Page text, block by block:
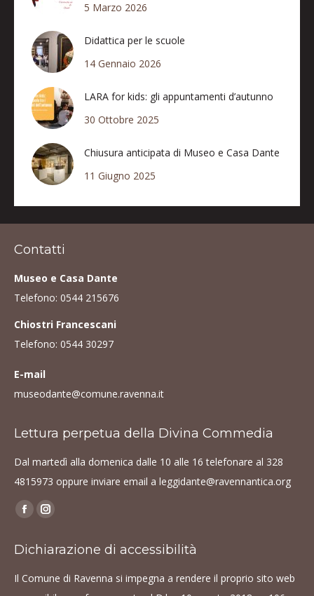
5 Marzo 2026
Didattica per le scuole
14 Gennaio 2026
LARA for kids: gli appuntamenti d’autunno
30 Ottobre 2025
Chiusura anticipata di Museo e Casa Dante
11 Giugno 2025
Contatti
Museo e Casa Dante
Telefono: 0544 215676
Chiostri Francescani
Telefono: 0544 30297
E-mail
museodante@comune.ravenna.it
Lettura perpetua della Divina Commedia
Dal martedì alla domenica dalle 10 alle 16 telefonare al 328
4815973 oppure inviare email a leggidante@ravennantica.org
Find us on:
Facebook
opens
Instagram
opens
Dichiarazione di accessibilità
Il Comune di Ravenna si impegna a rendere il proprio sito web